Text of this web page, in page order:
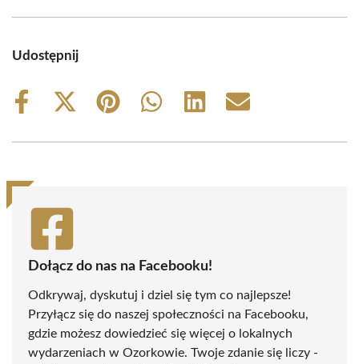
Udostępnij
Share
Share
(Twitter)
Share
Share
Share
Share
Dołącz do nas na Facebooku!
Odkrywaj, dyskutuj i dziel się tym co najlepsze!
Przyłącz się do naszej społeczności na Facebooku,
gdzie możesz dowiedzieć się więcej o lokalnych
wydarzeniach w Ozorkowie. Twoje zdanie się liczy -